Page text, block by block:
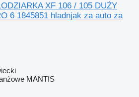
XF 106 / 105 DUŻY
6 1845851 hladnjak za auto za
MANTIS